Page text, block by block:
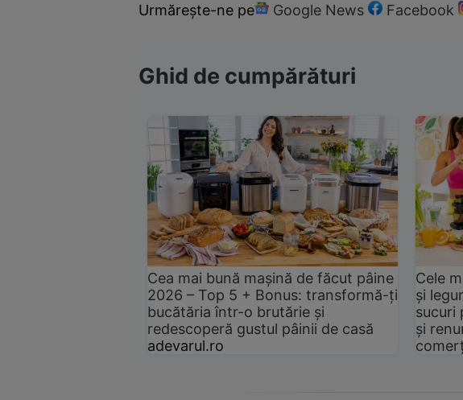
Urmărește-ne pe Google News Facebook
Ghid de cumpărături
Cea mai bună mașină de făcut pâine
2026 – Top 5 + Bonus: transformă-ți
bucătăria într-o brutărie și
redescoperă gustul pâinii de casă
adevarul.ro
Cele
și
sucuri
și